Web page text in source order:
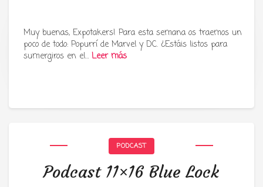
Tu radio y podcast sobre manga,
anime y cultura japonesa ツ
Muy buenas, Expotakers! Para esta semana os traemos un
poco de todo: Popurrí de Marvel y DC. ¿Estáis listos para
sumergiros en el… Leer más
PODCAST
Podcast 11×16 Blue Lock